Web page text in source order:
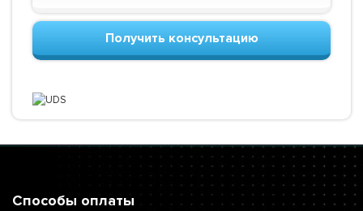
Получить консультацию
Способы оплаты